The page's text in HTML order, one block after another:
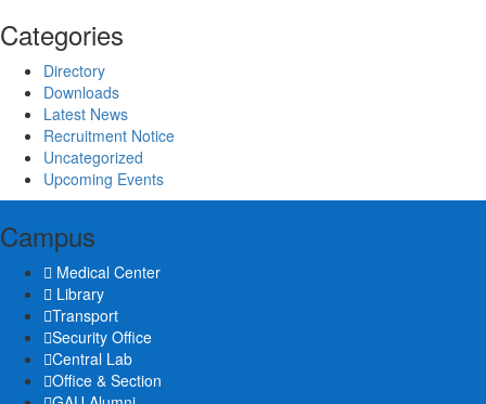
Categories
Directory
Downloads
Latest News
Recruitment Notice
Uncategorized
Upcoming Events
Campus
Medical Center
Library
Transport
Security Office
Central Lab
Office & Section